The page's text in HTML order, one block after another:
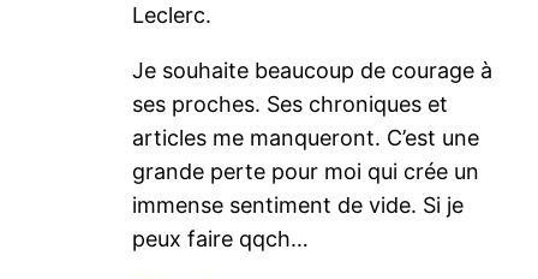
Leclerc.
Je souhaite beaucoup de courage à
ses proches. Ses chroniques et
articles me manqueront. C’est une
grande perte pour moi qui crée un
immense sentiment de vide. Si je
peux faire qqch…